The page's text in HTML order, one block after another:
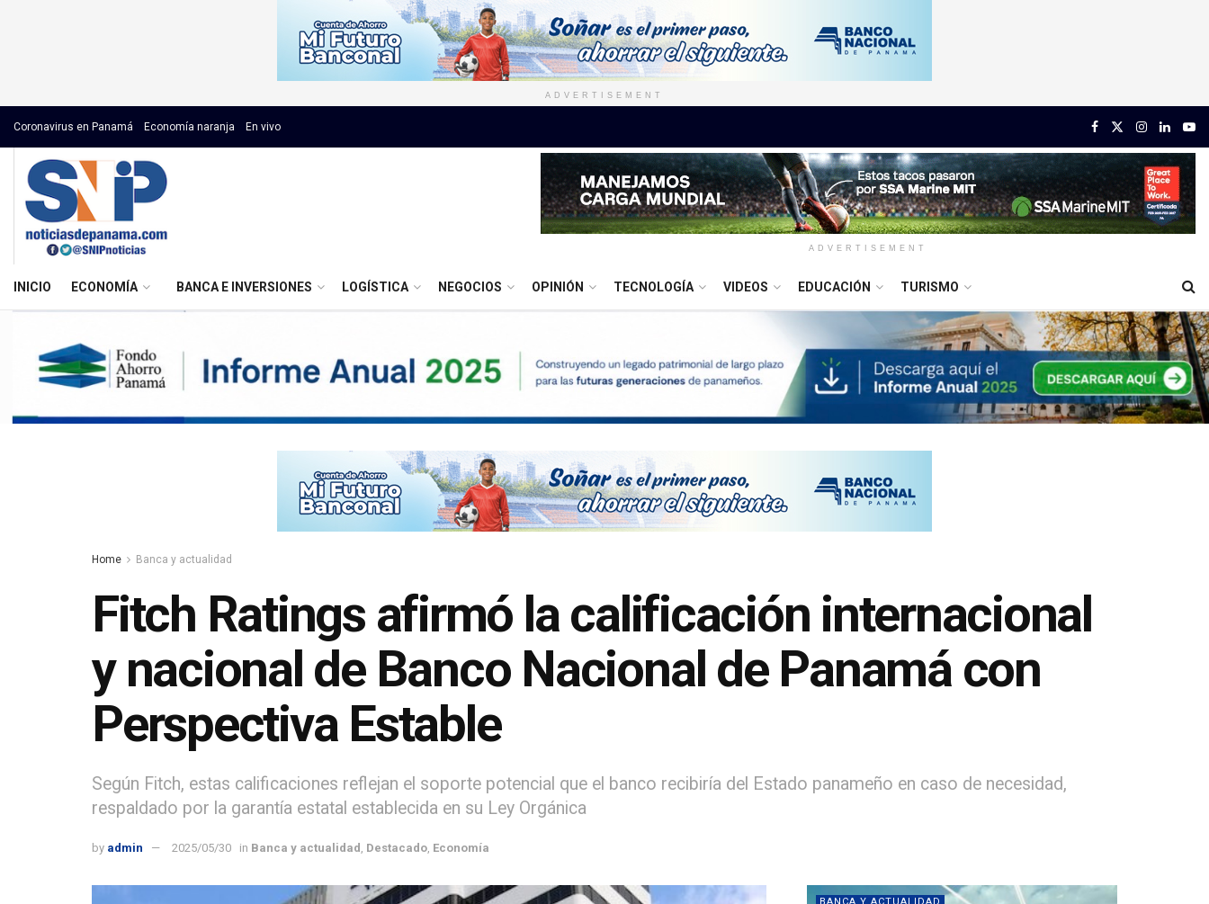
ADVERTISEMENT
Coronavirus en Panamá Economía naranja En vivo
ADVERTISEMENT
INICIO ECONOMÍA BANCA E INVERSIONES LOGÍSTICA NEGOCIOS OPINIÓN TECNOLOGÍA VIDEOS EDUCACIÓN TURISMO
Home Banca y actualidad
Fitch Ratings afirmó la calificación internacional
y nacional de Banco Nacional de Panamá con
Perspectiva Estable
Según Fitch, estas calificaciones reflejan el soporte potencial que el banco recibiría del Estado panameño en caso de necesidad,
respaldado por la garantía estatal establecida en su Ley Orgánica
by admin 2025/05/30 in Banca y actualidad Destacado Economía